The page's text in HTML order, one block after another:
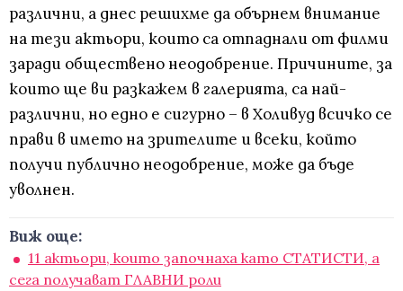
различни, а днес решихме да обърнем внимание
на тези актьори, които са отпаднали от филми
заради обществено неодобрение. Причините, за
които ще ви разкажем в галерията, са най-
различни, но едно е сигурно – в Холивуд всичко се
прави в името на зрителите и всеки, който
получи публично неодобрение, може да бъде
уволнен.
Виж още:
11 актьори, които започнаха като СТАТИСТИ, а
сега получават ГЛАВНИ роли